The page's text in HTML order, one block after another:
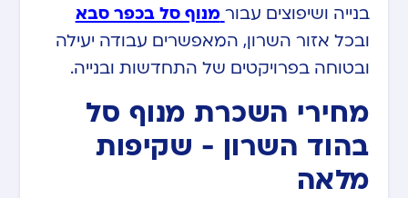
בנייה ושיפוצים עבור מנוף סל בכפר סבא
ובכל אזור השרון, המאפשרים עבודה יעילה
ובטוחה בפרויקטים של התחדשות ובנייה.
מחירי השכרת מנוף סל
בהוד השרון - שקיפות
מלאה